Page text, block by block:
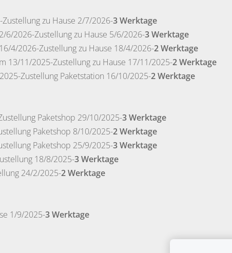
zu Hause 2/7/2026-3 Werktage
6/2026-Zustellung zu Hause 5/6/2026-3 Werktage
4/2026-Zustellung zu Hause 18/4/2026-2 Werktage
13/11/2025-Zustellung zu Hause 17/11/2025-2 Werktage
Zustellung Paketstation 16/10/2025-2 Werktage
Paketshop 29/10/2025-3 Werktage
Paketshop 8/10/2025-2 Werktage
Paketshop 25/9/2025-3 Werktage
18/8/2025-3 Werktage
24/2/2025-2 Werktage
1/9/2025-3 Werktage